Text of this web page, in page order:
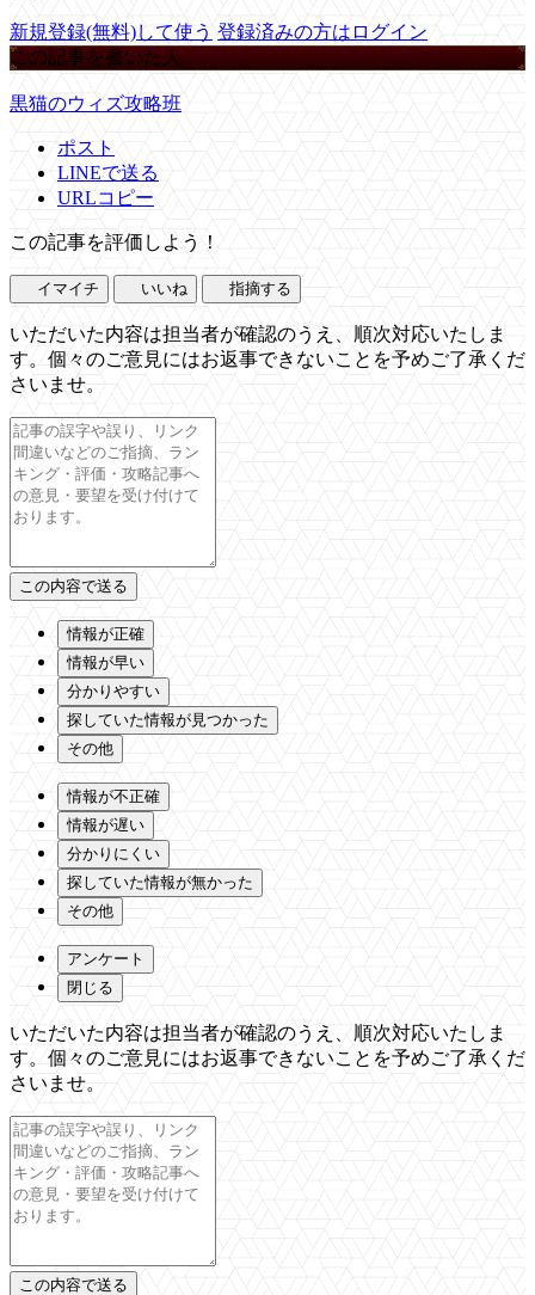
新規登録(無料)して使う 登録済みの方はログイン
この記事を書いた人
黒猫のウィズ攻略班
ポスト
LINEで送る
URLコピー
この記事を評価しよう！
イマイチ いいね 指摘する
いただいた内容は担当者が確認のうえ、順次対応いたしま
す。個々のご意見にはお返事できないことを予めご了承くだ
さいませ。
情報が正確
情報が早い
分かりやすい
探していた情報が見つかった
その他
情報が不正確
情報が遅い
分かりにくい
探していた情報が無かった
その他
アンケート
閉じる
いただいた内容は担当者が確認のうえ、順次対応いたしま
す。個々のご意見にはお返事できないことを予めご了承くだ
さいませ。